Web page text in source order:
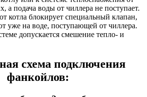
а подача воды от чиллера не поступает.
котла блокирует специальный клапан,
уже на воде, поступающей от чиллера.
допускается смешение тепло- и
схема подключения
фанкойлов: